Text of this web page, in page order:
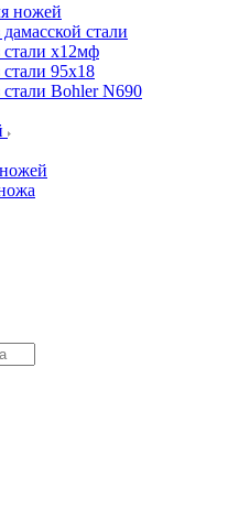
ножей
стали
х12мф
95х18
Bohler N690